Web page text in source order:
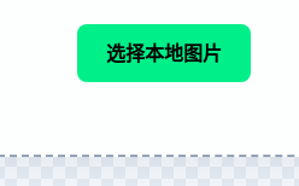
选择本地图片